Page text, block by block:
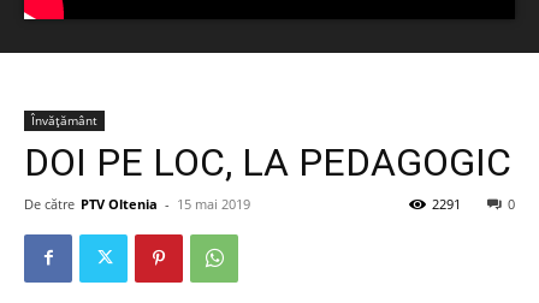
Învățământ
DOI PE LOC, LA PEDAGOGIC
De către PTV Oltenia - 15 mai 2019 0
2291